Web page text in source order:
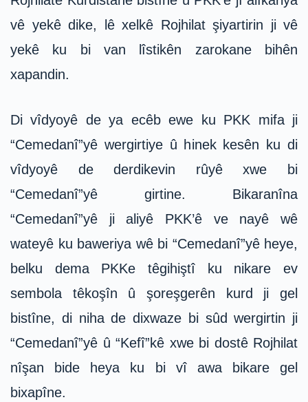
vê yekê dike, lê xelkê Rojhilat şiyartirin ji vê
yekê ku bi van lîstikên zarokane bihên
xapandin.
Di vîdyoyê de ya ecêb ewe ku PKK mifa ji
“Cemedanî”yê wergirtiye û hinek kesên ku di
vîdyoyê de derdikevin rûyê xwe bi
“Cemedanî”yê girtine. Bikaranîna
“Cemedanî”yê ji aliyê PKK’ê ve nayê wê
wateyê ku baweriya wê bi “Cemedanî”yê heye,
belku dema PKKe têgihiştî ku nikare ev
sembola têkoşîn û şoreşgerên kurd ji gel
bistîne, di niha de dixwaze bi sûd wergirtin ji
“Cemedanî”yê û “Kefî”kê xwe bi dostê Rojhilat
nîşan bide heya ku bi vî awa bikare gel
bixapîne.